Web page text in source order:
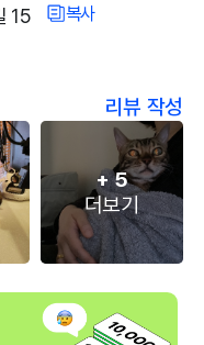
15
복사
리뷰 작성
+5
더보기